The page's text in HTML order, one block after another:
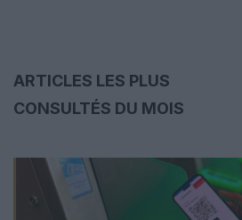
ARTICLES LES PLUS
CONSULTÉS DU MOIS